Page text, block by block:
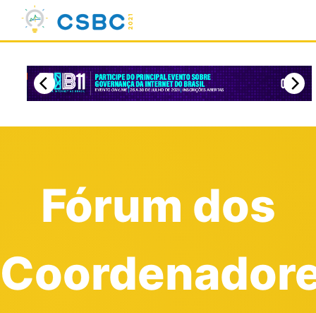
Fórum dos